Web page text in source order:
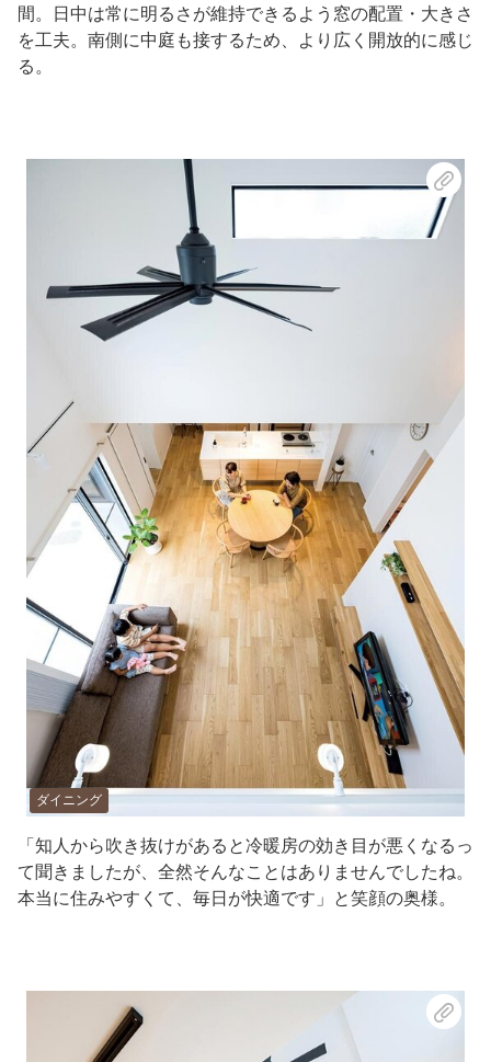
間。日中は常に明るさが維持できるよう窓の配置・大きさ
を工夫。南側に中庭も接するため、より広く開放的に感じ
る。
ダイニング
「知人から吹き抜けがあると冷暖房の効き目が悪くなるっ
て聞きましたが、全然そんなことはありませんでしたね。
本当に住みやすくて、毎日が快適です」と笑顔の奥様。